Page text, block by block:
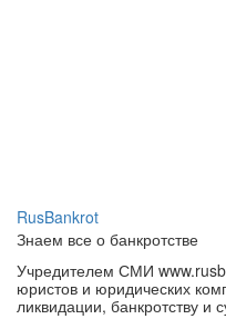
RusBankrot
Знаем все о банкротстве
Учредителем СМИ
юристов и юридических
ликвидации, банкротству и